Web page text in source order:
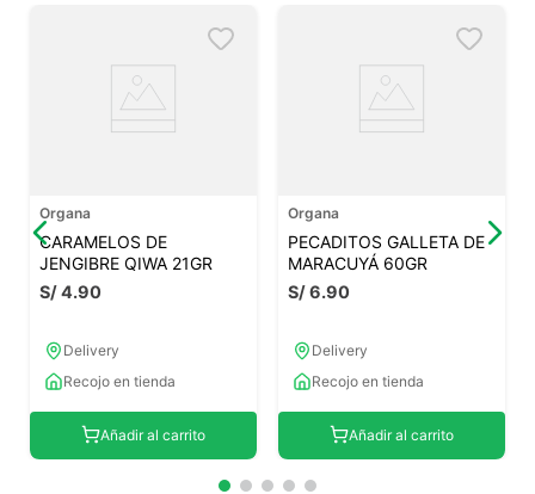
Organa
CARAMELOS DE
JENGIBRE QIWA 21GR
S/4.90
Delivery
Recojo en tienda
Añadir al carrito
Organa
PECADITOS GALLETA DE
MARACUYÁ 60GR
S/6.90
Delivery
Recojo en tienda
Añadir al carrito